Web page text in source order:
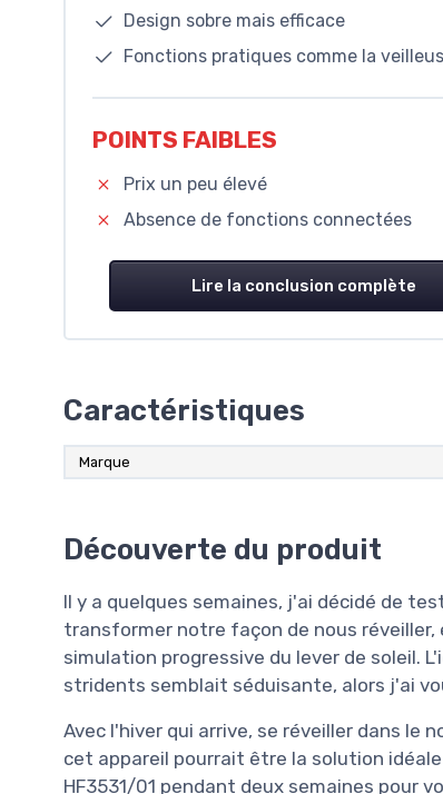
Design sobre mais efficace
Fonctions pratiques comme la
POINTS FAIBLES
Prix un peu élevé
Absence de fonctions connectées
Lire la conclusion complète
Caractéristiques
Marque
Découverte du produit
Il y a quelques semaines, j'ai décidé de
transformer notre façon de nous
simulation progressive du lever de soleil.
stridents semblait séduisante, alors j'ai
Avec l'hiver qui arrive, se réveiller dans le
cet appareil pourrait être la solution
HF3531/01 pendant deux semaines pour